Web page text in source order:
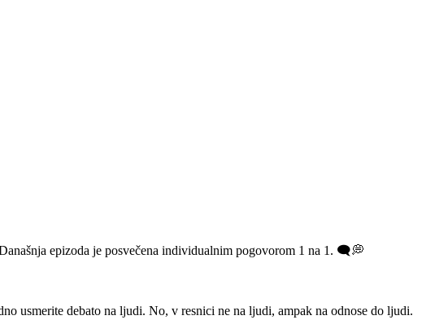
epizoda je posvečena individualnim pogovorom 1 na 1. 🗨️💭
usmerite debato na ljudi. No, v resnici ne na ljudi, ampak na odnose do ljudi.